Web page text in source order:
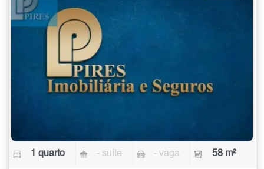
1 quarto - suíte - vaga 58 m²